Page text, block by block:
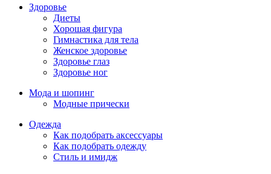
Здоровье
Диеты
Хорошая фигура
Гимнастика для тела
Женское здоровье
Здоровье глаз
Здоровье ног
Мода и шопинг
Модные прически
Одежда
Как подобрать аксессуары
Как подобрать одежду
Стиль и имидж